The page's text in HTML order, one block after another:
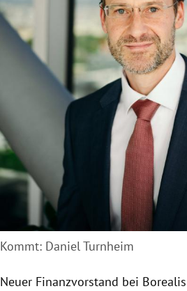
Kommt: Daniel Turnheim
Neuer Finanzvorstand bei